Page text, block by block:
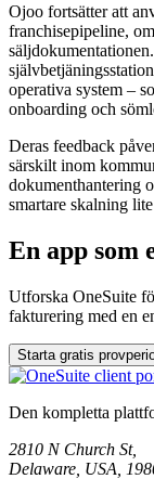
Ojoo fortsätter att
franchisepipeline,
operativa system –
onboarding och
Deras feedback
särskilt inom
dokumenthantering
smartare skalning
En app som
Utforska OneSuite
fakturering med en
Starta gratis
Den kompletta
2810 N Church St,
Delaware, USA,